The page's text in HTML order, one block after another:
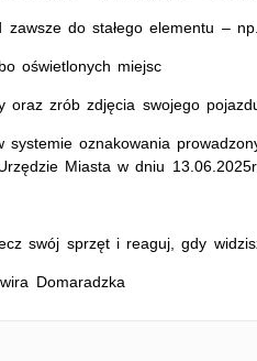
zawsze do stałego elementu –
oświetlonych miejsc
oraz zrób zdjęcia swojego
systemie oznakowania
Miasta w dniu
swój sprzęt i reaguj, gdy
Domaradzka